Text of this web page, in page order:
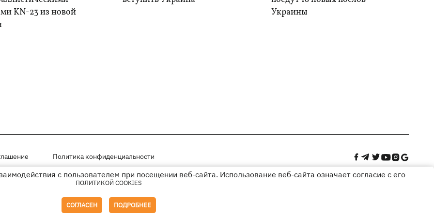
KN-23 из новой
Украины
Политика конфиденциальности
на правах рекламыс пользователем при посещении веб-сайта. Использование веб-сайта означает согласие с его
ПОЛИТИКОЙ COOKIES
СОГЛАСЕН ПОДРОБНЕЕ